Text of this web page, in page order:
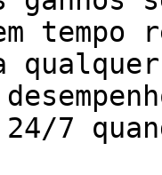
tempo
7